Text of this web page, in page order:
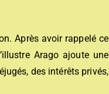
Après avoir rappelé ce
Arago ajoute une
des intérêts privés,